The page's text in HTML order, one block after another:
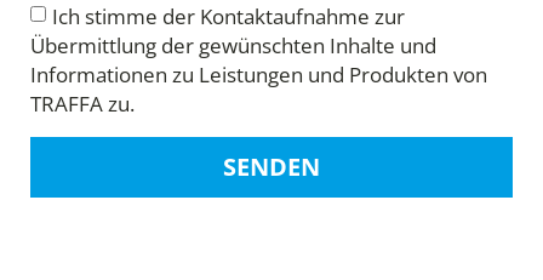
Ich stimme der Kontaktaufnahme zur
Übermittlung der gewünschten Inhalte und
Informationen zu Leistungen und Produkten von
TRAFFA zu.
SENDEN